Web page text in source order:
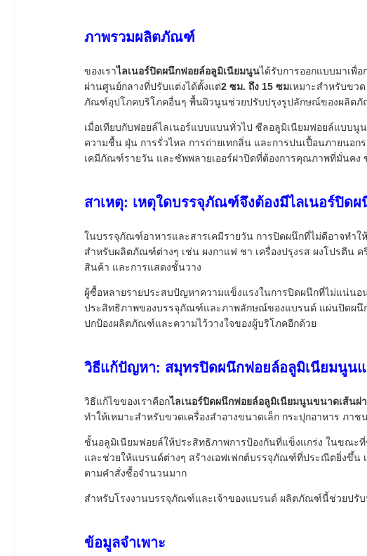
ภาพรวมผลิตภัณฑ์
ของเราไลเนอร์ปิดผนึกฟอยล์อลูมิเนียมนูนได้รับการออกแบบมาเพื่
ผ่านศูนย์กลางที่ปรับแต่งได้ตั้งแต่2 ซม. ถึง 15 ซมเหมาะสำหรับขว
ภัณฑ์อุปโภคบริโภคอื่นๆ พื้นผิวนูนช่วยปรับปรุงรูปลักษณ์ของผลิตภั
เมื่อเทียบกับฟอยล์ไลเนอร์แบบแบนทั่วไป ซีลอลูมิเนียมฟอยล์แบบ
ความชื้น ฝุ่น การรั่วไหล การถ่ายเทกลิ่น และการปนเปื้อนภายนอ
เคมีภัณฑ์รายวัน และซัพพลายเออร์ฝาปิดที่ต้องการคุณภาพที่มั่นค
สาเหตุ: เหตุใดบรรจุภัณฑ์จึงต้องมีไลเนอร์ปิด
ในบรรจุภัณฑ์อาหารและสารเคมีรายวัน การปิดผนึกที่ไม่ดีอาจทำ
สำหรับผลิตภัณฑ์ต่างๆ เช่น ผงกาแฟ ชา เครื่องปรุงรส ผงโปรตีน
สินค้า และการแสดงชั้นวาง
ผู้ซื้อหลายรายประสบปัญหาความแข็งแรงในการปิดผนึกที่ไม่แน่นอ
ประสิทธิภาพของบรรจุภัณฑ์และภาพลักษณ์ของแบรนด์ แผ่นปิดผนึก
ปกป้องผลิตภัณฑ์และความไว้วางใจของผู้บริโภคอีกด้วย
วิธีแก้ปัญหา: สมุทรปิดผนึกฟอยล์อลูมิเนียมนูนแ
วิธีแก้ไขของเราคือกไลเนอร์ปิดผนึกฟอยล์อลูมิเนียมนูนขนาดเส้นผ่
ทำให้เหมาะสำหรับขวดเครื่องสำอางขนาดเล็ก กระปุกอาหาร ภา
ชั้นอลูมิเนียมฟอยล์ให้ประสิทธิภาพการป้องกันที่แข็งแกร่ง ในขณ
และช่วยให้แบรนด์ต่างๆ สร้างเอฟเฟกต์บรรจุภัณฑ์ที่ประณีตยิ่งขึ้น
ตามคำสั่งซื้อจำนวนมาก
สำหรับโรงงานบรรจุภัณฑ์และเจ้าของแบรนด์ ผลิตภัณฑ์นี้ช่วยปรั
ข้อมูลจำเพาะ